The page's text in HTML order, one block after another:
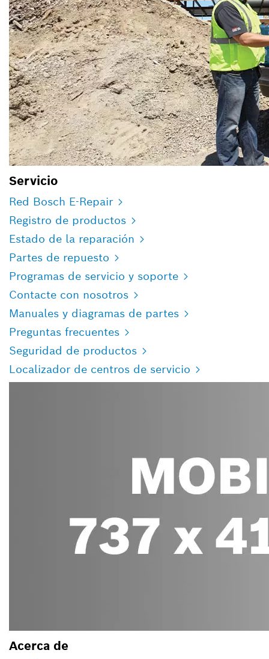
Servicio
Red Bosch E-Repair
Registro de productos
Estado de la reparación
Partes de repuesto
Programas de servicio y soporte
Contacte con nosotros
Manuales y diagramas de partes
Preguntas frecuentes
Seguridad de productos
Localizador de centros de servicio
Acerca de